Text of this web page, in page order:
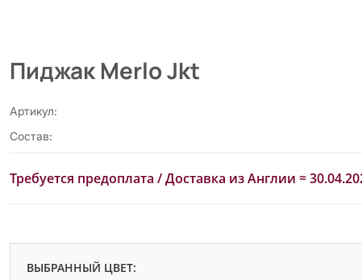
Пиджак Merlo Jkt
Артикул:
Состав:
Требуется предоплата /Доставка из Англии ≈
ВЫБРАННЫЙ ЦВЕТ: